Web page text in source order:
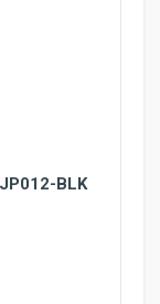
BLK